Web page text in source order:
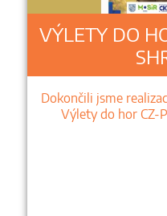
VÝLETY DO
Dokončili jsme
Výlety do hor CZ-